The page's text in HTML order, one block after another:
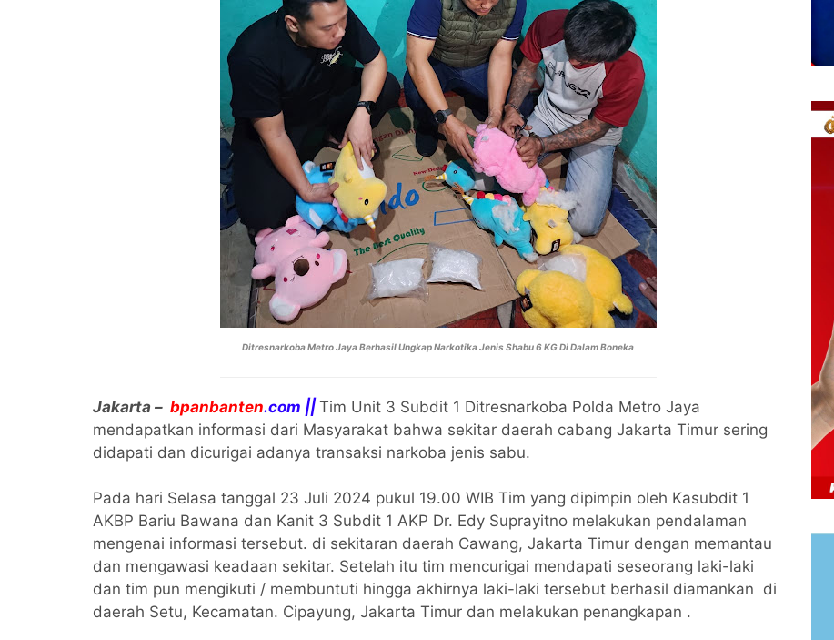
Ditresnarkoba Metro Jaya Berhasil Ungkap Narkotika Jenis Shabu 6 KG Di Dalam Boneka
Jakarta – bpanbanten.com || Tim Unit 3 Subdit 1 Ditresnarkoba Polda Metro Jaya
mendapatkan informasi dari Masyarakat bahwa sekitar daerah cabang Jakarta Timur sering
didapati dan dicurigai adanya transaksi narkoba jenis sabu.
Pada hari Selasa tanggal 23 Juli 2024 pukul 19.00 WIB Tim yang dipimpin oleh Kasubdit 1
AKBP Bariu Bawana dan Kanit 3 Subdit 1 AKP Dr. Edy Suprayitno melakukan pendalaman
mengenai informasi tersebut. di sekitaran daerah Cawang, Jakarta Timur dengan memantau
dan mengawasi keadaan sekitar. Setelah itu tim mencurigai mendapati seseorang laki-laki
dan tim pun mengikuti / membuntuti hingga akhirnya laki-laki tersebut berhasil diamankan di
daerah Setu, Kecamatan. Cipayung, Jakarta Timur dan melakukan penangkapan .